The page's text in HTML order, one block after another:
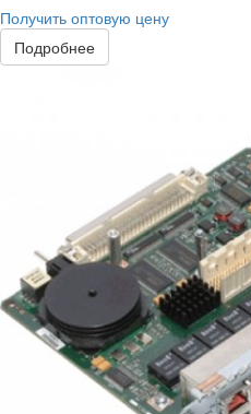
Получить оптовую цену
Подробнее